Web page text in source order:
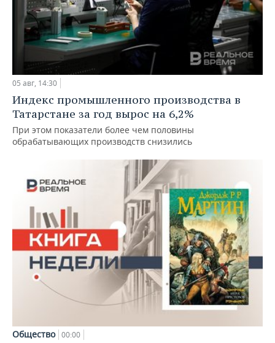
05 авг, 14:30
Индекс промышленного производства в
Татарстане за год вырос на 6,2%
При этом показатели более чем половины
обрабатывающих производств снизились
Общество 00:00